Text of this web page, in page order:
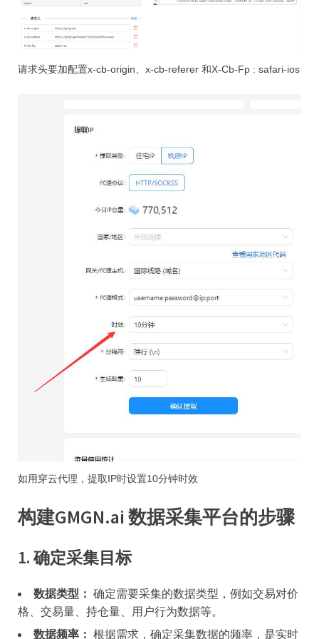
请求头要加配置x-cb-origin、x-cb-referer 和X-Cb-Fp : safari-ios
如用穿云代理，提取IP时设置10分钟时效
构建GMGN.ai 数据采集平台的步骤
1.确定采集目标
数据类型： 确定需要采集的数据类型，例如交易对价
格、交易量、持仓量、用户行为数据等。
数据频率： 根据需求，确定采集数据的频率，是实时